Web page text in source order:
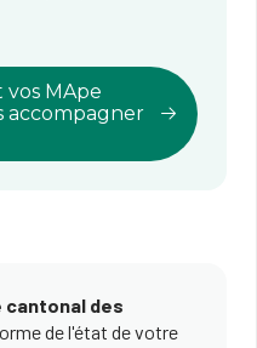
MApe
accompagner
des
de l'état de votre